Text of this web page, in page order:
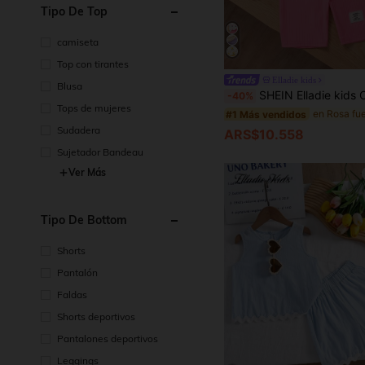
Tipo De Top
camiseta
Top con tirantes
Blusa
Tops de mujeres
Sudadera
Sujetador Bandeau
Ver Más
Tipo De Bottom
Shorts
Pantalón
Faldas
Shorts deportivos
Pantalones deportivos
Leggings
-40% SHEIN Elladie kids Conjunto de 2 piezas para niña con camiseta de manga corta de cuello redondo con estampado floral y pantalones
#1 Más vendidos
¡Casi agotado!
#1 Más vendidos
¡Casi agotado!
#1 Más vendidos
¡Casi agotado!
#1 Más vendidos
¡Casi agotado!
ARS$10.558